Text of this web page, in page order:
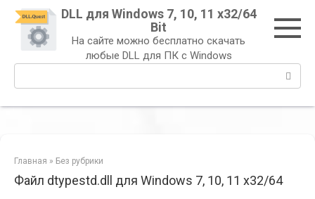
Перейти
контенту
DLL для Windows 7, 10, 11 x32/64
Bit
На сайте можно бесплатно скачать
любые DLL для ПК с Windows
Главная » Без рубрики
Файл dtypestd.dll для Windows 7, 10, 11 x32/64